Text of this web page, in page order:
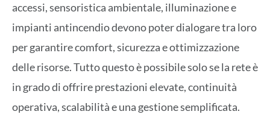
accessi, sensoristica ambientale, illuminazione e
impianti antincendio devono poter dialogare tra loro
per garantire comfort, sicurezza e ottimizzazione
delle risorse. Tutto questo è possibile solo se la rete è
in grado di offrire prestazioni elevate, continuità
operativa, scalabilità e una gestione semplificata.